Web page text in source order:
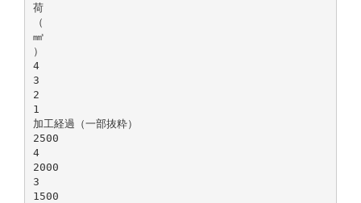
荷
（
㎣
）
4
3
2
1
加工経過（一部抜粋）
2500
4
2000
3
1500